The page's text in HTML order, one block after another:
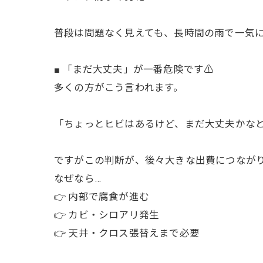
普段は問題なく見えても、長時間の雨で一気
■ 「まだ大丈夫」が一番危険です⚠️
多くの方がこう言われます。
「ちょっとヒビはあるけど、まだ大丈夫かな
ですがこの判断が、後々大きな出費につながり
なぜなら…
👉 内部で腐食が進む
👉 カビ・シロアリ発生
👉 天井・クロス張替えまで必要